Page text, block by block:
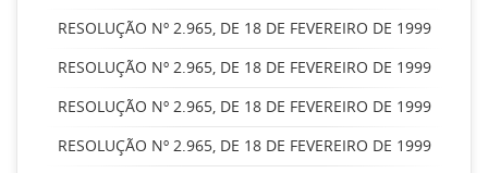
RESOLUÇÃO Nº 2.965, DE 18 DE FEVEREIRO DE 1999
RESOLUÇÃO Nº 2.965, DE 18 DE FEVEREIRO DE 1999
RESOLUÇÃO Nº 2.965, DE 18 DE FEVEREIRO DE 1999
RESOLUÇÃO Nº 2.965, DE 18 DE FEVEREIRO DE 1999